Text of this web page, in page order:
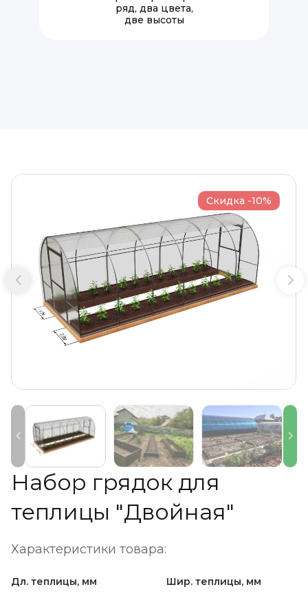
ряд, два цвета,
две высоты
Скидка -10%
Набор грядок для
теплицы "Двойная"
Характеристики товара:
Дл. теплицы, мм
Шир. теплицы, мм